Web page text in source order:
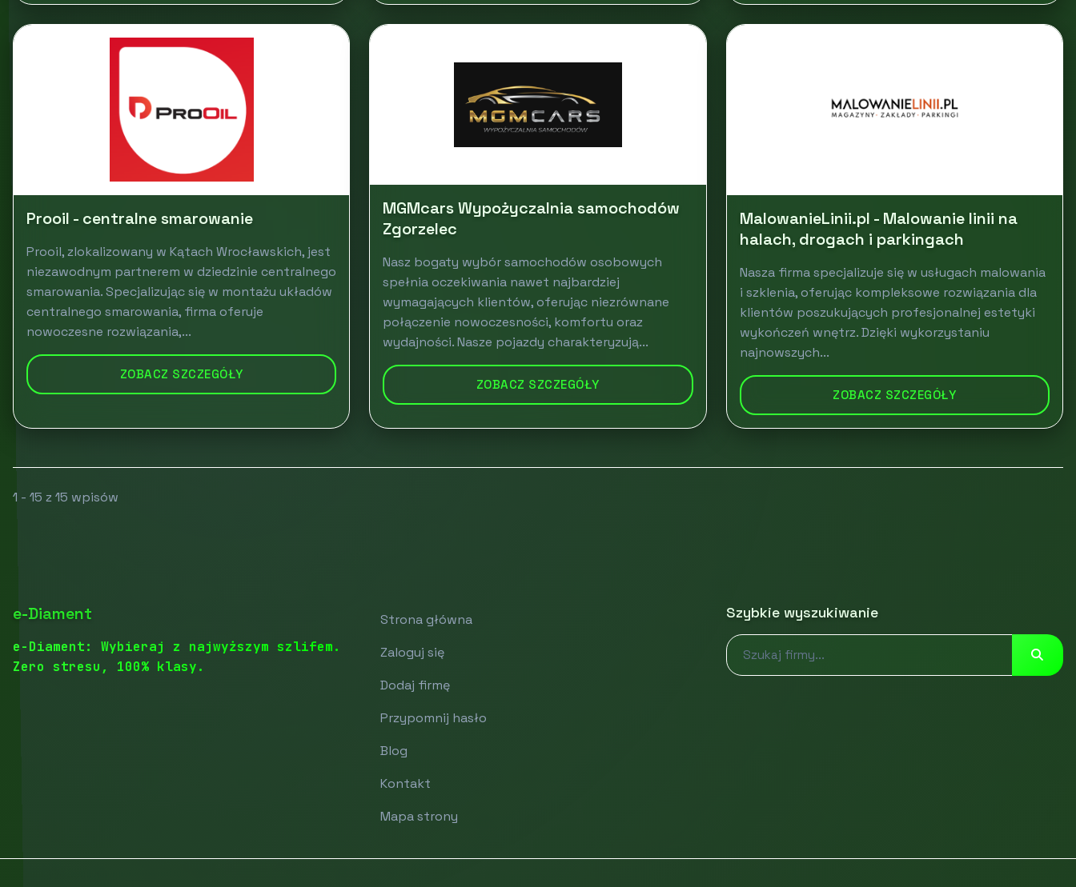
Prooil - centralne smarowanie
Prooil, zlokalizowany w Kątach Wrocławskich, jest
niezawodnym partnerem w dziedzinie centralnego
smarowania. Specjalizując się w montażu układów
centralnego smarowania, firma oferuje
nowoczesne rozwiązania,...
ZOBACZ SZCZEGÓŁY
MGMcars Wypożyczalnia samochodów
Zgorzelec
Nasz bogaty wybór samochodów osobowych
spełnia oczekiwania nawet najbardziej
wymagających klientów, oferując niezrównane
połączenie nowoczesności, komfortu oraz
wydajności. Nasze pojazdy charakteryzują...
ZOBACZ SZCZEGÓŁY
MalowanieLinii.pl - Malowanie linii na
halach, drogach i parkingach
Nasza firma specjalizuje się w usługach malowania
i szklenia, oferując kompleksowe rozwiązania dla
klientów poszukujących profesjonalnej estetyki
wykończeń wnętrz. Dzięki wykorzystaniu
najnowszych...
ZOBACZ SZCZEGÓŁY
1 - 15 z 15 wpisów
e-Diament
e-Diament: Wybieraj z najwyższym szlifem.
Zero stresu, 100% klasy.
Strona główna
Zaloguj się
Dodaj firmę
Przypomnij hasło
Blog
Kontakt
Mapa strony
Szybkie wyszukiwanie